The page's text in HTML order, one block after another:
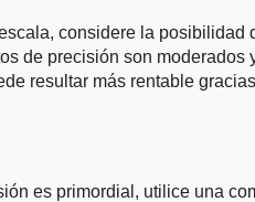
considere la posibilidad
de precisión son moderados
resultar más rentable
es primordial, utilice una